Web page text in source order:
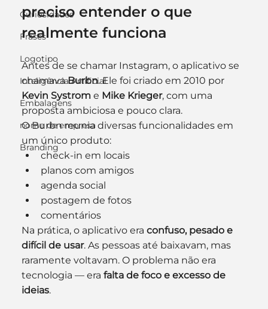
Curiosidades
Frases
Logotipo
Inteligência Artificial
Embalagens
nome de empresa
Branding
preciso entender o que
realmente funciona
Antes de se chamar Instagram, o aplicativo se
chamava Burbn. Ele foi criado em 2010 por
Kevin Systrom e Mike Krieger, com uma
proposta ambiciosa e pouco clara.
O Burbn reunia diversas funcionalidades em
um único produto:
check-in em locais
planos com amigos
agenda social
postagem de fotos
comentários
Na prática, o aplicativo era confuso, pesado e
difícil de usar. As pessoas até baixavam, mas
raramente voltavam. O problema não era
tecnologia — era falta de foco e excesso de
ideias.